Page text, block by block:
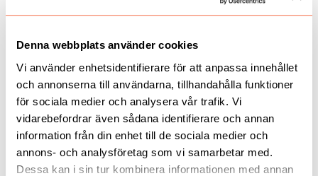
Denna webbplats använder cookies
Vi använder enhetsidentifierare för att anpassa innehållet
och annonserna till användarna, tillhandahålla funktioner
för sociala medier och analysera vår trafik. Vi
vidarebefordrar även sådana identifierare och annan
information från din enhet till de sociala medier och
annons- och analysföretag som vi samarbetar med.
Dessa kan i sin tur kombinera informationen med annan
29/06-2026
Brunnby Lantbrukardagar
Brunnby Lantbrukardagar 2026 Onsdag 1 Juli 09:00-17:00
Torsdag 2 Juli 09:00-17:00 Kom och träffa oss i monter 41-42
Läs mer